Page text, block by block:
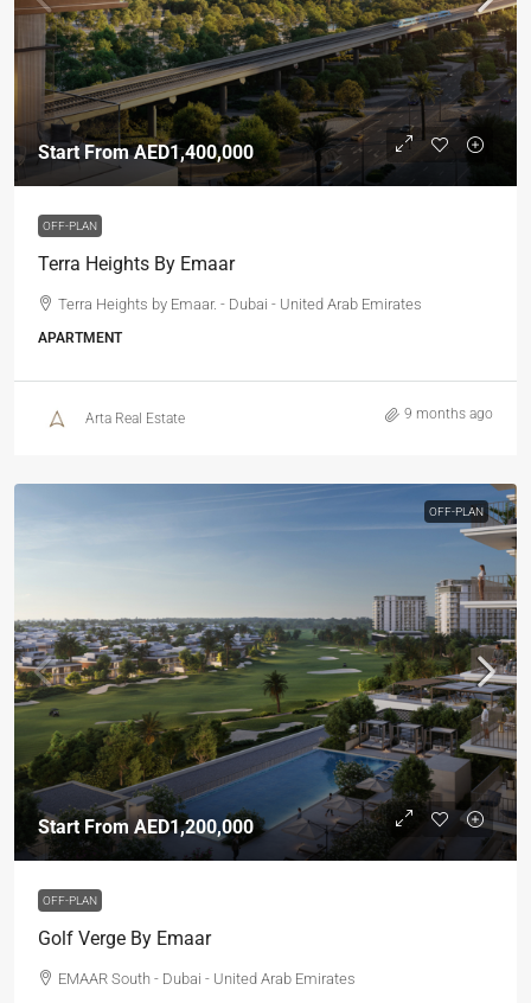
Start FromAED1,400,000
OFF-PLAN
Terra Heights By Emaar
Terra Heights by Emaar. - Dubai - United Arab Emirates
APARTMENT
Arta Real Estate 9 months ago
OFF-PLAN
Start From AED1,200,000
OFF-PLAN
Golf Verge By Emaar
EMAAR South - Dubai - United Arab Emirates